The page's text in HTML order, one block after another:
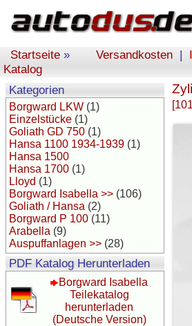
Startseite »
Katalog
Versandkosten |
Kategorien
Borgward LKW (1)
Einzelstücke (1)
Goliath GD 750 (1)
Hansa 1100 1934-1939 (1)
Hansa 1500
Hansa 1700 (1)
Lloyd (1)
Borgward Isabella >> (106)
Goliath / Hansa (2)
Borgward P 100 (11)
Arabella (9)
Auspuffanlagen >> (28)
PDF Katalog Herunterladen
Borgward Isabella
Teilekatalog
herunterladen
(Deutsche Version)